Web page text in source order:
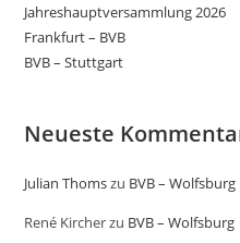
Jahreshauptversammlung 2026
Frankfurt – BVB
BVB – Stuttgart
Neueste
Julian Thomszu BVB – Wolfsburg
René Kircherzu BVB – Wolfsburg